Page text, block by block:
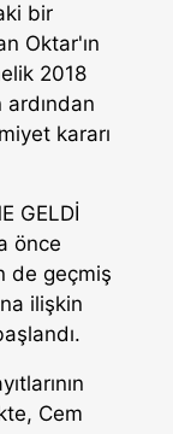
bir
Oktar'ın
2018
ardından
kararı
GELDİ
önce
de geçmiş
ilişkin
Cem